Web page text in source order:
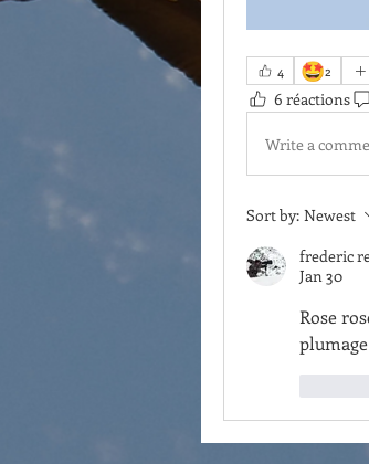
4 🤩2
6 réactions
Write a
Sort by: Newest
frederic
Jan 30
Rose